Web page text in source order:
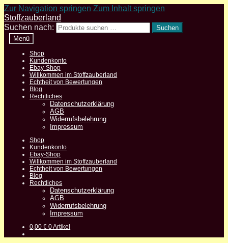
Zur Navigation springen Zum Inhalt springen
Stoffzauberland
Suchen nach:
Suchen
Menü
Shop
Kundenkonto
Ebay-Shop
Willkommen im Stoffzauberland
Echtheit von Bewertungen
Blog
Rechtliches
Datenschutzerklärung
AGB
Widerrufsbelehrung
Impressum
Shop
Kundenkonto
Ebay-Shop
Willkommen im Stoffzauberland
Echtheit von Bewertungen
Blog
Rechtliches
Datenschutzerklärung
AGB
Widerrufsbelehrung
Impressum
0,00€ 0 Artikel